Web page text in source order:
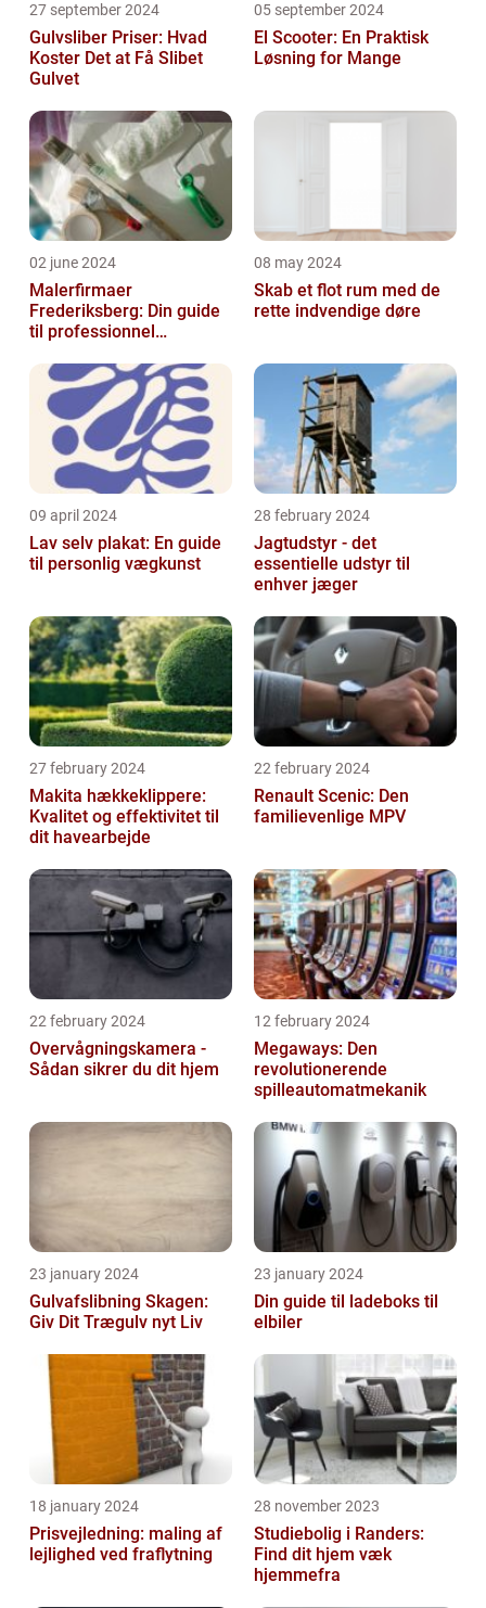
27 september 2024
Gulvsliber Priser: Hvad
Koster Det at Få Slibet
Gulvet
05 september 2024
El Scooter: En Praktisk
Løsning for Mange
02 june 2024
Malerfirmaer
Frederiksberg: Din guide
til professionnel
08 may 2024
Skab et flot rum med de
rette indvendige døre
09 april 2024
Lav selv plakat: En guide
til personlig vægkunst
28 february 2024
Jagtudstyr - det
essentielle udstyr til
enhver jæger
27 february 2024
Makita hækkeklippere:
Kvalitet og effektivitet til
dit havearbejde
22 february 2024
Renault Scenic: Den
familievenlige MPV
22 february 2024
Overvågningskamera -
Sådan sikrer du dit hjem
12 february 2024
Megaways: Den
revolutionerende
spilleautomatmekanik
23 january 2024
Gulvafslibning Skagen:
Giv Dit Trægulv nyt Liv
23 january 2024
Din guide til ladeboks til
elbiler
18 january 2024
Prisvejledning: maling af
lejlighed ved fraflytning
28 november 2023
Studiebolig i Randers:
Find dit hjem væk
hjemmefra